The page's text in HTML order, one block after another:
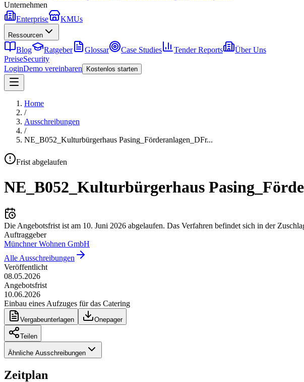
Unternehmen
Enterprise
KMUs
Ressourcen
Blog Ratgeber Glossar Case Studies Tender Reports
Über Uns
PreiseSecurity
LoginDemo vereinbaren Kostenlos starten
Home
/
Ausschreibungen
/
NE_B052_Kulturbürgerhaus Pasing_Förderanlagen_DFr...
Frist abgelaufen
NE_B052_Kulturbürgerhaus
Die Angebotsfrist ist am 10. Juni 2026 abgelaufen. Das Verfahren befindet sich in der
Auftraggeber
Münchner Wohnen GmbH
Alle Ausschreibungen
Veröffentlicht
08.05.2026
Angebotsfrist
10.06.2026
Einbau eines Aufzuges für das Catering
Vergabeunterlagen Onepager
Teilen
Ähnliche Ausschreibungen
Zeitplan